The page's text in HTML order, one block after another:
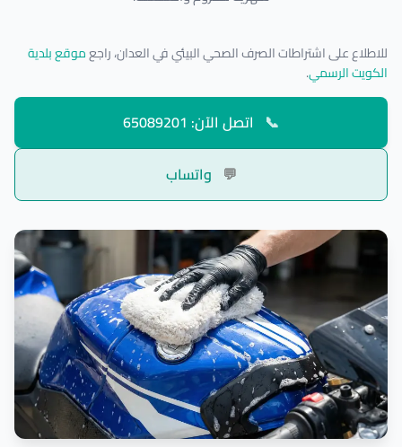
للاطلاع على اشتراطات الصرف الصحي البيئي في العدان، راجعموقع بلدية
الكويت الرسمي.
📞 اتصل الآن: 65089201
💬 واتساب